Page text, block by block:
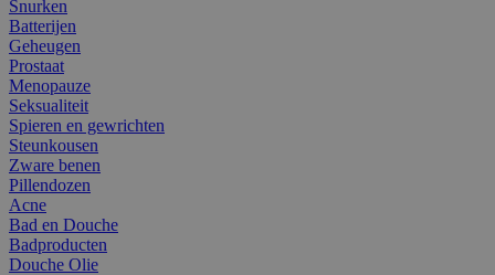
Snurken
Batterijen
Geheugen
Prostaat
Menopauze
Seksualiteit
Spieren en gewrichten
Steunkousen
Zware benen
Pillendozen
Acne
Bad en Douche
Badproducten
Douche Olie